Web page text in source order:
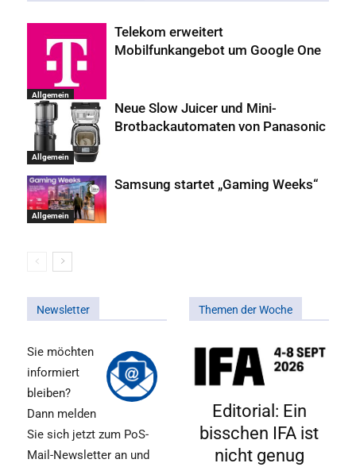
Allgemein
Telekom erweitert
Mobilfunkangebot um Google One
Allgemein
Neue Slow Juicer und Mini-
Brotbackautomaten von Panasonic
Allgemein
Samsung startet „Gaming Weeks“
Newsletter
Sie möchten
informiert
bleiben?
Dann melden
Sie sich jetzt zum PoS-
Mail-Newsletter an und
Themen der Woche
Editorial: Ein
bisschen IFA ist
nicht genug